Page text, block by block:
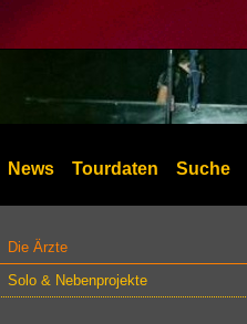
News Tourdaten Suche
Die Ärzte
Solo & Nebenprojekte